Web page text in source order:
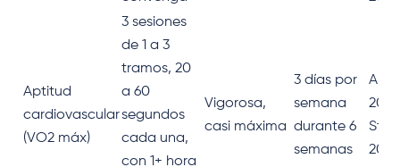
Aptitud
cardiovascular
(VO2 máx)
3 sesiones
de 1 a 3
tramos, 20
a 60
segundos
cada una,
con 1+ hora
Vigorosa,
casi máxima
3 días por
semana
durante 6
semanas
2017;
2019